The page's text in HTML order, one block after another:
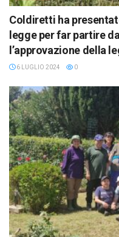
Coldiretti ha
legge per far partire
l’approvazione della
6 LUGLIO 2024 0